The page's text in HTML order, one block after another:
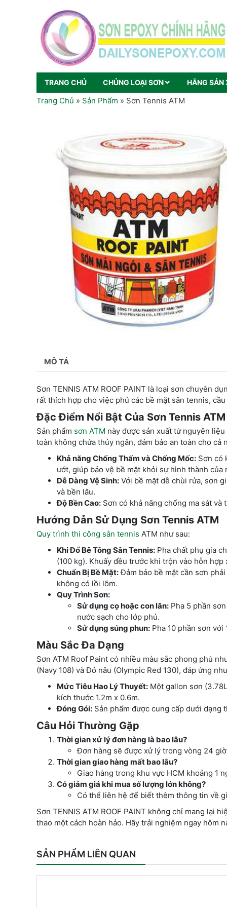
TRANG CHỦ CHỦNG LOẠI SƠN HÃNG SẢN
Trang Chủ » Sản Phẩm » Sơn Tennis ATM
MÔ TẢ
Sơn TENNIS ATM ROOF PAINT là loại sơn chuyên
rất thích hợp cho việc phủ các bề mặt sân tennis,
Đặc Điểm Nổi Bật Của Sơn Tennis ATM
Sản phẩm sơn ATM này được sản xuất từ nguyên
toàn không chứa thủy ngân, đảm bảo an toàn cho cả
Khả năng Chống Thấm và Chống Mốc: Sơn có
ướt, giúp bảo vệ bề mặt khỏi sự hình thành của
Dễ Dàng Vệ Sinh: Với bề mặt dễ chùi rửa, sơn
và bền lâu.
Độ Bền Cao: Sơn có khả năng chống ma sát
Hướng Dẫn Sử Dụng Sơn Tennis ATM
Quy trình thi công sân tennis ATM như sau:
Khi Đổ Bê Tông Sân Tennis: Pha chất phụ gia
(100 kg). Khuấy đều trước khi trộn vào hỗn hợp
Chuẩn Bị Bề Mặt:Đảm bảo bề mặt cần sơn
không có lồi lõm.
Quy Trình Sơn:
Sử dụng cọ hoặc con lăn: Pha 5 phần
nước sạch cho lớp phủ.
Sử dụng súng phun: Pha 10 phần sơn với
Màu Sắc Đa Dạng
Sơn ATM Roof Paint có nhiều màu sắc phong phú
(Navy 108) và Đỏ nâu (Olympic Red 130), đáp ứng
Mức Tiêu Hao Lý Thuyết: Một gallon sơn
kích thước 1.2m x 0.6m.
Đóng Gói: Sản phẩm được cung cấp dưới dạng
Câu Hỏi Thường Gặp
Thời gian xử lý đơn hàng là bao lâu?
Đơn hàng sẽ được xử lý trong vòng 24
Thời gian giao hàng mất bao lâu?
Giao hàng trong khu vực HCM khoảng 1
Có giảm giá khi mua số lượng lớn không?
Có thể liên hệ để biết thêm thông tin về
Sơn TENNIS ATM ROOF PAINT không chỉ mang lại
thao một cách hoàn hảo. Hãy trải nghiệm ngay hôm
SẢN PHẨM LIÊN QUAN